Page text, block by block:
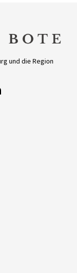
und die Region